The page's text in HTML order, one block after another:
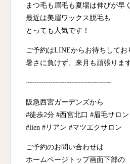
まつ毛も眉毛も夏場は伸びが早く
最近は美眉ワックス脱毛も
とっても人気です！
ご予約はLINEからお待ちしてお
暑さに負けず、来月も頑張りま
┈┈┈┈┈┈┈┈┈┈┈┈
阪急西宮ガーデンズから
#徒歩2分 #西宮北口 #眉毛サロン
#lien #リアン #マツエクサロン
ご予約のお問い合わせは
ホームページトップ画面下部の